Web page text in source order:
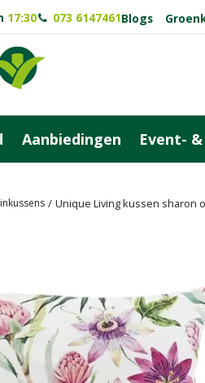
Unique Living kussen sharon
17:30 073 6147461Blogs
Aanbiedingen Event-